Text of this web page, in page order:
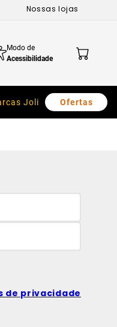
Nossas lojas
Modo de
Acessibilidade
Joli Ofertas
de privacidade